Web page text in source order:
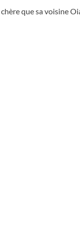
que sa voisine